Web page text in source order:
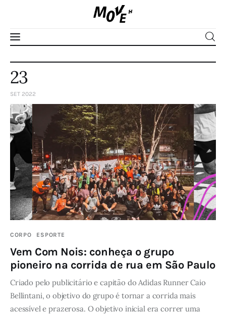
Espírito
Edições
Séries
Apoie
23
SET 2022
CORPO ESPORTE
Vem Com Nois: conheça o grupo
pioneiro na corrida de rua em São Paulo
Criado pelo publicitário e capitão do Adidas Runner Caio
Bellintani, o objetivo do grupo é tornar a corrida mais
acessível e prazerosa. O objetivo inicial era correr uma